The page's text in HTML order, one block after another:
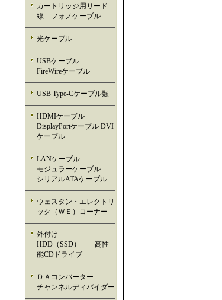
カートリッジ用リード
線 フォノケーブル
光ケーブル
USBケーブル
FireWireケーブル
USB Type-Cケーブル類
HDMIケーブル
DisplayPortケーブル DVI
ケーブル
LANケーブル
モジュラーケーブル
シリアルATAケーブル
ウェスタン・エレクトリ
ック（ＷＥ）コーナー
外付け
HDD（SSD） 高性
能CDドライブ
ＤＡコンバーター
チャンネルディバイダー